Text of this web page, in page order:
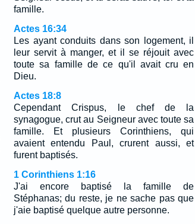
famille.
Actes 16:34
Les ayant conduits dans son logement, il
leur servit à manger, et il se réjouit avec
toute sa famille de ce qu'il avait cru en
Dieu.
Actes 18:8
Cependant Crispus, le chef de la
synagogue, crut au Seigneur avec toute sa
famille. Et plusieurs Corinthiens, qui
avaient entendu Paul, crurent aussi, et
furent baptisés.
1 Corinthiens 1:16
J'ai encore baptisé la famille de
Stéphanas; du reste, je ne sache pas que
j'aie baptisé quelque autre personne.